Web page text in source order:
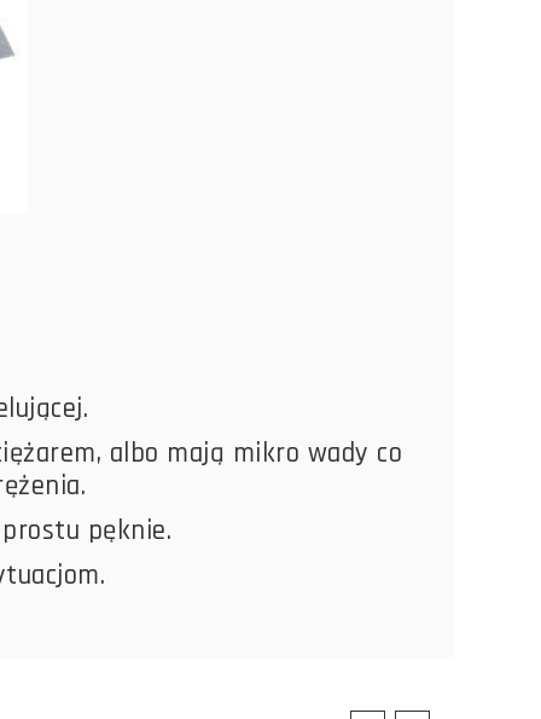
albo mają mikro wady co
pęknie.